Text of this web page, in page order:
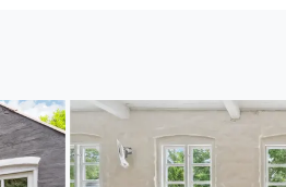
Verlängerung des
geeignet für einen Urlaub